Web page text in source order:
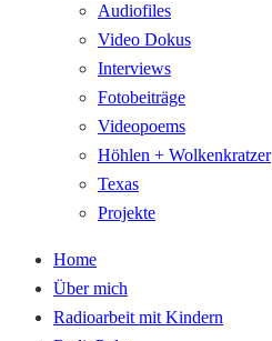
Audiofiles
Video Dokus
Interviews
Fotobeiträge
Videopoems
Höhlen + Wolkenkratzer
Texas
Projekte
Home
Über mich
Radioarbeit mit Kindern